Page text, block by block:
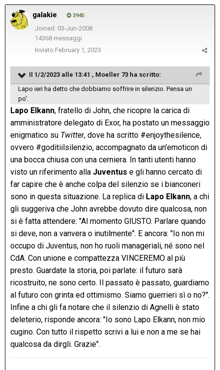
galakie 3945
Joined: 03-Jun-2008
14368 messaggi
Inviato February 1, 2023
Il 1/2/2023 alle 13:41 , Moeller 73 ha scritto:
Lapo ieri ha detto che dobbiamo soffrire in silenzio. Pensa un
po'.
Lapo Elkann, fratello di John, che ricopre la carica di
amministratore delegato di Exor, ha postato un messaggio
enigmatico su Twitter, dove ha scritto #enjoythesilence,
ovvero #goditiilsilenzio, accompagnato da un'emoticon di
una bocca chiusa con una cerniera. In tanti utenti hanno
visto un riferimento alla Juventus e gli hanno cercato di
far capire che è anche colpa del silenzio se i bianconeri
sono in questa situazione. La replica di Lapo Elkann, a chi
gli suggeriva che John avrebbe dovuto dire qualcosa, non
si è fatta attendere: "Al momento GIUSTO. Parlare quando
si deve, non a vanvera o inutilmente". E ancora: "Io non mi
occupo di Juventus, non ho ruoli manageriali, né sono nel
CdA. Con unione e compattezza VINCEREMO al più
presto. Guardate la storia, poi parlate: il futuro sarà
ricostruito, ne sono certo. Il passato è passato, guardiamo
al futuro con grinta ed ottimismo. Siamo guerrieri sì o no?".
Infine a chi gli fa notare che il silenzio di Agnelli è stato
deleterio, risponde ancora: "Io sono Lapo Elkann, non mio
cugino. Con tutto il rispetto scrivi a lui e non a me se hai
qualcosa da dirgli. Grazie".